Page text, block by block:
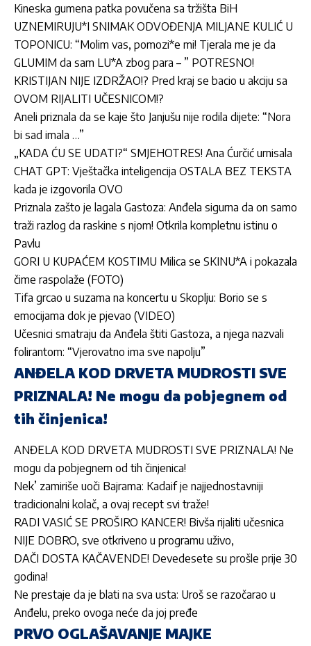
Kineska gumena patka povučena sa tržišta BiH
UZNEMIRUJU*I SNIMAK ODVOĐENJA MILJANE KULIĆ U
TOPONICU: “Molim vas, pomozi*e mi! Tjerala me je da
GLUMIM da sam LU*A zbog para – ” POTRESNO!
KRISTIJAN NIJE IZDRŽAO!? Pred kraj se bacio u akciju sa
OVOM RIJALITI UČESNICOM!?
Aneli priznala da se kaje što Janjušu nije rodila dijete: “Nora
bi sad imala …”
„KADA ĆU SE UDATI?“ SMJEHOTRES! Ana Ćurčić urnisala
CHAT GPT: Vještačka inteligencija OSTALA BEZ TEKSTA
kada je izgovorila OVO
Priznala zašto je lagala Gastoza: Anđela sigurna da on samo
traži razlog da raskine s njom! Otkrila kompletnu istinu o
Pavlu
GORI U KUPAĆEM KOSTIMU Milica se SKINU*A i pokazala
čime raspolaže (FOTO)
Tifa grcao u suzama na koncertu u Skoplju: Borio se s
emocijama dok je pjevao (VIDEO)
Učesnici smatraju da Anđela štiti Gastoza, a njega nazvali
folirantom: “Vjerovatno ima sve napolju”
ANĐELA KOD DRVETA MUDROSTI SVE
PRIZNALA! Ne mogu da pobjegnem od
tih činjenica!
ANĐELA KOD DRVETA MUDROSTI SVE PRIZNALA! Ne
mogu da pobjegnem od tih činjenica!
Nek’ zamiriše uoči Bajrama: Kadaif je najjednostavniji
tradicionalni kolač, a ovaj recept svi traže!
RADI VASIĆ SE PROŠIRO KANCER! Bivša rijaliti učesnica
NIJE DOBRO, sve otkriveno u programu uživo,
DAČI DOSTA KAČAVENDE! Devedesete su prošle prije 30
godina!
Ne prestaje da je blati na sva usta: Uroš se razočarao u
Anđelu, preko ovoga neće da joj pređe
PRVO OGLAŠAVANJE MAJKE